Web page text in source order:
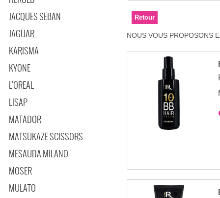
JACQUES SEBAN
JAGUAR
KARISMA
KYONE
L'OREAL
LISAP
MATADOR
MATSUKAZE SCISSORS
MESAUDA MILANO
MOSER
MULATO
NOUS VOUS PROPOSONS